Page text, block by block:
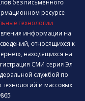
без письменного
ресурсе
технологии
информации на
относящихся к
находящихся на
СМИ серия Эл
службой по
и массовых